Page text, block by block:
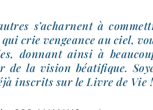
s’acharnent à
crie ven­geance au ciel,
don­nant ain­si à
la vision béa­ti­fique.
ins­crits sur le Livre de Vie